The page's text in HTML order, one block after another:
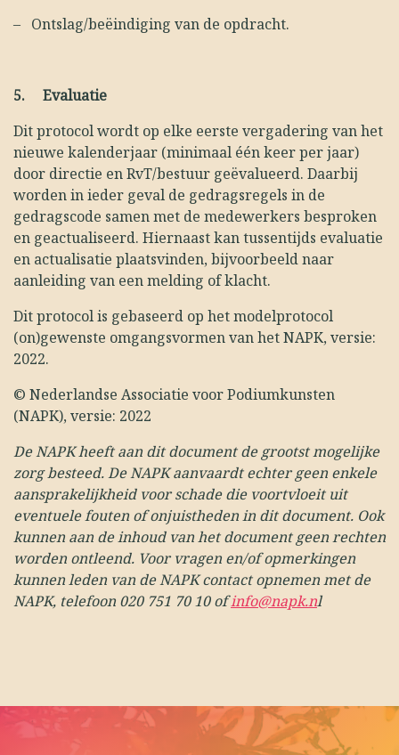
– Ontslag/beëindiging van de opdracht.
5.
Evaluatie
Dit protocol wordt op elke eerste vergadering van het
nieuwe kalenderjaar (minimaal één keer per jaar)
door directie en RvT/bestuur geëvalueerd. Daarbij
worden in ieder geval de gedragsregels in de
gedragscode samen met de medewerkers besproken
en geactualiseerd. Hiernaast kan tussentijds evaluatie
en actualisatie plaatsvinden, bijvoorbeeld naar
aanleiding van een melding of klacht.
Dit protocol is gebaseerd op het modelprotocol
(on)gewenste omgangsvormen van het NAPK, versie:
2022.
© Nederlandse Associatie voor Podiumkunsten
(NAPK), versie: 2022
De NAPK heeft aan dit document de grootst mogelijke
zorg besteed. De NAPK aanvaardt echter geen enkele
aansprakelijkheid voor schade die voortvloeit uit
eventuele fouten of onjuistheden in dit document. Ook
kunnen aan de inhoud van het document geen rechten
worden ontleend. Voor vragen en/of opmerkingen
kunnen leden van de NAPK contact opnemen met de
NAPK, telefoon 020 751 70 10 ofinfo@napk.nl